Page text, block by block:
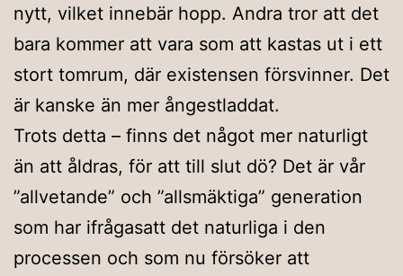
nytt, vilket innebär hopp. Andra tror att det
bara kommer att vara som att kastas ut i ett
stort tomrum, där existensen försvinner. Det
är kanske än mer ångestladdat.
Trots detta – finns det något mer naturligt
än att åldras, för att till slut dö? Det är vår
”allvetande” och ”allsmäktiga” generation
som har ifrågasatt det naturliga i den
processen och som nu försöker att